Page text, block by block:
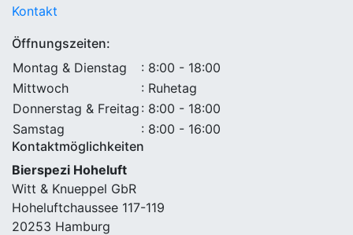
Kontakt
Öffnungszeiten:
Montag & Dienstag
: 8:00 - 18:00
Mittwoch
: Ruhetag
Donnerstag & Freitag : 8:00 - 18:00
Samstag
: 8:00 - 16:00
Kontaktmöglichkeiten
Bierspezi Hoheluft
Witt & Knueppel GbR
Hoheluftchaussee 117-119
20253 Hamburg